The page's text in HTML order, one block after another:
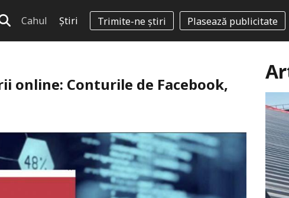
Cahul Știri Trimite-ne știri Plasează publicitate
online: Conturile de Facebook,